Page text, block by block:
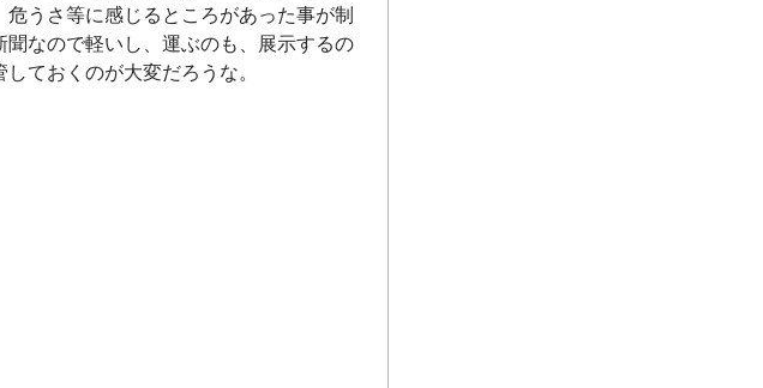
うさ等に感じるところがあった事が制
なので軽いし、運ぶのも、展示するの
ておくのが大変だろうな。